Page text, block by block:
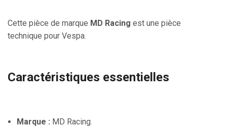
Cette pièce de marque MD Racing est une pièce
technique pour Vespa.
Caractéristiques essentielles
Marque : MD Racing.